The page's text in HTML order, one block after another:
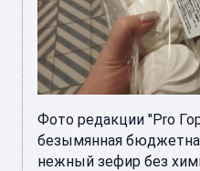
Фото редакции "Pro
безымянная
нежный зефир без